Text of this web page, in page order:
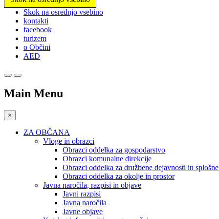
Prosimo,
upoštevajte:
spletno
mesto
vključuje
sistem
Pritisnite
F11,
prilagodite
spletno
slabovidnim,
Skok na osrednjo vsebino
kontakti
facebook
turizem
o Občini
AED
Main Menu
×
ZA OBČANA
Vloge in obrazci
Obrazci oddelka za gospodarstvo
Obrazci komunalne direkcije
Obrazci oddelka za družbene dejavnosti in
Obrazci oddelka za okolje in prostor
Javna naročila, razpisi in objave
Javni razpisi
Javna naročila
Javne objave